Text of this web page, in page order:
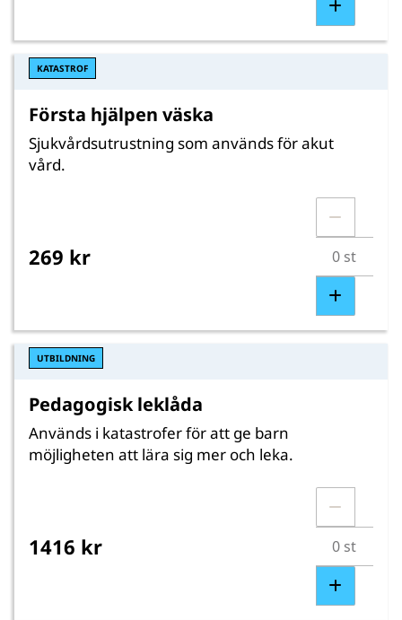
KATASTROF
Första hjälpen väska
Sjukvårdsutrustning som används för akut
vård.
269 kr
UTBILDNING
Pedagogisk leklåda
Används i katastrofer för att ge barn
möjligheten att lära sig mer och leka.
1416 kr